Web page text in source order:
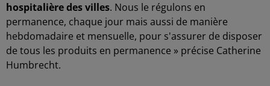
hospitalière des villes. Nous le régulons en
permanence, chaque jour mais aussi de manière
hebdomadaire et mensuelle, pour s'assurer de disposer
de tous les produits en permanence » précise Catherine
Humbrecht.